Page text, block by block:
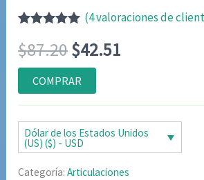
con5.00de
5 en base a
valoraciones
de clientes
(4valoraciones de
$87.20El
precio
original
era:
$87.20.
$42.51
actual
es:
$42.51.
COMPRAR
Dólar de los Estados Unidos
(US) ($) - USD
Categoría:Articulaciones